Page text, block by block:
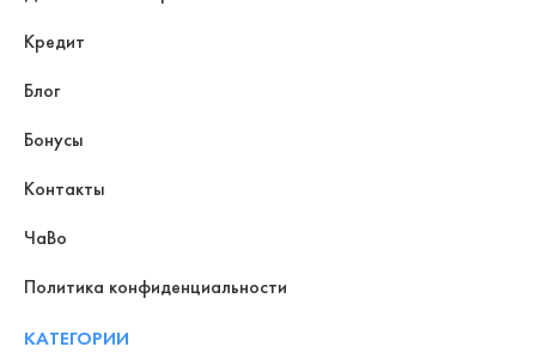
Кредит
Блог
Бонусы
Контакты
ЧаВо
Политика конфиденциальности
КАТЕГОРИИ